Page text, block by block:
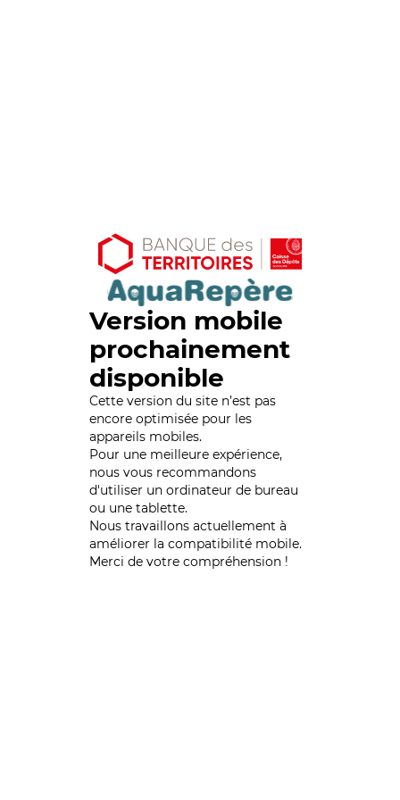
Version mobile
prochainement
disponible
Cette version du site n’est pas
encore optimisée pour les
appareils mobiles.
Pour une meilleure expérience,
nous vous recommandons
d'utiliser un ordinateur de bureau
ou une tablette.
Nous travaillons actuellement à
améliorer la compatibilité mobile.
Merci de votre compréhension !